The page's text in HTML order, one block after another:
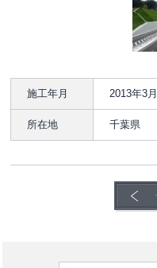
施工年月 2013年3月
所在地 千葉県